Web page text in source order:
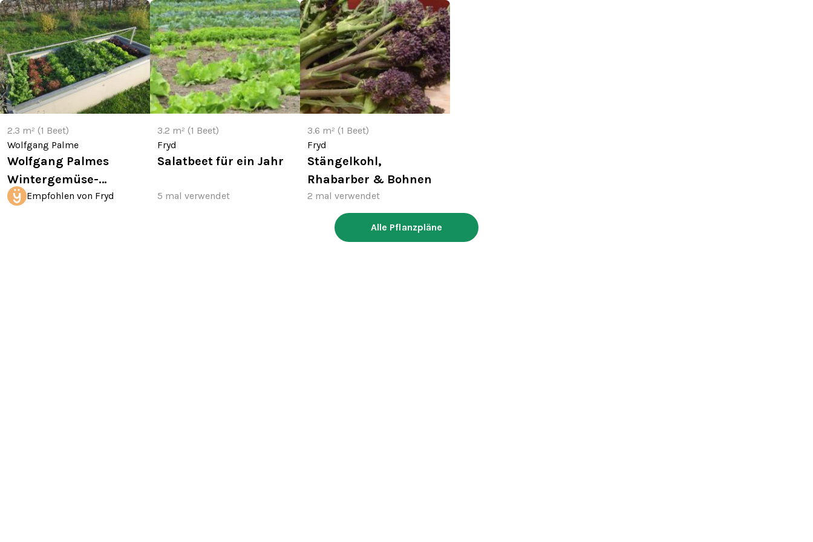
2.3 m² (1 Beet)
Wolfgang Palme
Wolfgang Palmes
Wintergemüse-
Hochbeet
Empfohlen von Fryd
3.2 m² (1 Beet)
Fryd
Salatbeet für ein Jahr
5 mal verwendet
3.6 m² (1 Beet)
Fryd
Stängelkohl,
Rhabarber & Bohnen
2 mal verwendet
Alle Pflanzpläne